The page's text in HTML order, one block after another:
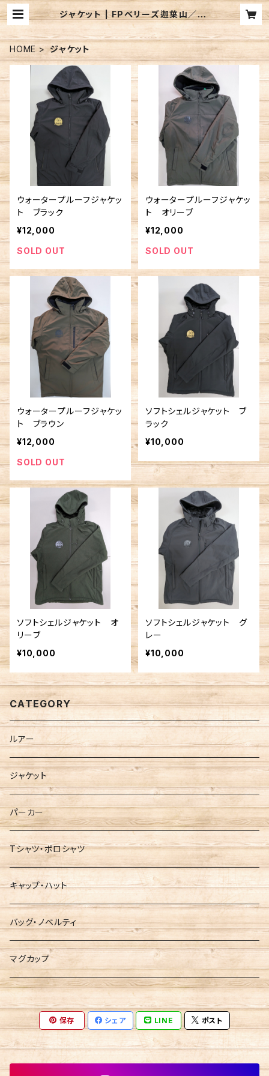
ジャケット | FPベリーズ迦葉山／FP
B LURE'S BASEWEBSHOP
HOME ジャケット
ウォータープルーフジャケッ
ト ブラック
¥12,000
SOLD OUT
ウォータープルーフジャケッ
ト オリーブ
¥12,000
SOLD OUT
ウォータープルーフジャケッ
ト ブラウン
¥12,000
SOLD OUT
ソフトシェルジャケット ブ
ラック
¥10,000
ソフトシェルジャケット オ
リーブ
¥10,000
ソフトシェルジャケット グ
レー
¥10,000
CATEGORY
ルアー
ジャケット
パーカー
Tシャツ・ポロシャツ
キャップ・ハット
バッグ・ノベルティ
マグカップ
保存 シェア LINE ポスト